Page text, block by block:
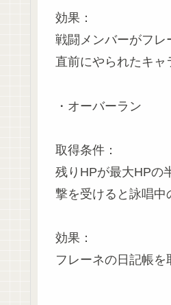
効果：
戦闘メンバーがフレ
直前にやられたキャ
・オーバーラン
取得条件：
残りHPが最大HPの
撃を受けると詠唱中
効果：
フレーネの日記帳